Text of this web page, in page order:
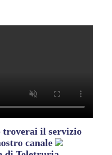
troverai il servizio
canale